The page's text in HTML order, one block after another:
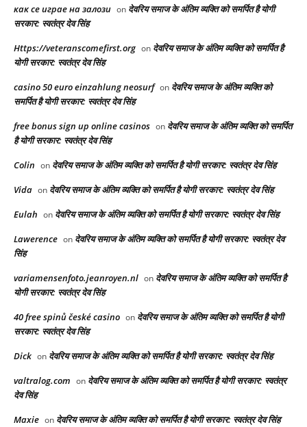
как се играе на залози on देवरिय समाज के अंतिम व्यक्ति को समर्पित है योगी
सरकार: स्वतंत्र देव सिंह
Https://veteranscomefirst.org on देवरिय समाज के अंतिम व्यक्ति को समर्पित है
योगी सरकार: स्वतंत्र देव सिंह
casino 50 euro einzahlung neosurf on देवरिय समाज के अंतिम व्यक्ति को
समर्पित है योगी सरकार: स्वतंत्र देव सिंह
free bonus sign up online casinos on देवरिय समाज के अंतिम व्यक्ति को समर्पित
है योगी सरकार: स्वतंत्र देव सिंह
Colin on देवरिय समाज के अंतिम व्यक्ति को समर्पित है योगी सरकार: स्वतंत्र देव सिंह
Vida on देवरिय समाज के अंतिम व्यक्ति को समर्पित है योगी सरकार: स्वतंत्र देव सिंह
Eulah on देवरिय समाज के अंतिम व्यक्ति को समर्पित है योगी सरकार: स्वतंत्र देव सिंह
Lawerence on देवरिय समाज के अंतिम व्यक्ति को समर्पित है योगी सरकार: स्वतंत्र देव
सिंह
variamensenfoto.jeanroyen.nl on देवरिय समाज के अंतिम व्यक्ति को समर्पित है
योगी सरकार: स्वतंत्र देव सिंह
40 free spinů české casino on देवरिय समाज के अंतिम व्यक्ति को समर्पित है योगी
सरकार: स्वतंत्र देव सिंह
Dick on देवरिय समाज के अंतिम व्यक्ति को समर्पित है योगी सरकार: स्वतंत्र देव सिंह
valtralog.com on देवरिय समाज के अंतिम व्यक्ति को समर्पित है योगी सरकार: स्वतंत्र
देव सिंह
Maxie on देवरिय समाज के अंतिम व्यक्ति को समर्पित है योगी सरकार: स्वतंत्र देव सिंह